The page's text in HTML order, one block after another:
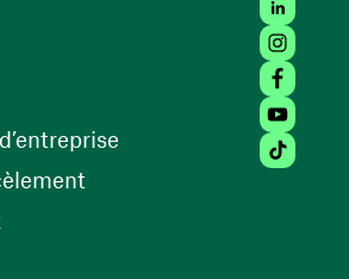
une nouvelle fenêtre)
une nouvelle fenêtre)
(ouvre une nouvelle
(ouvre une nouvelle
(ouvre une nouvelle fenêtre)
Tiktok